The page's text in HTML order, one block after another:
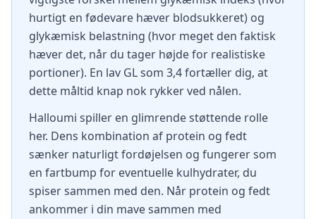
hurtigt en fødevare hæver blodsukkeret) og
glykæmisk belastning (hvor meget den faktisk
hæver det, når du tager højde for realistiske
portioner). En lav GL som 3,4 fortæller dig, at
dette måltid knap nok rykker ved nålen.
Halloumi spiller en glimrende støttende rolle
her. Dens kombination af protein og fedt
sænker naturligt fordøjelsen og fungerer som
en fartbump for eventuelle kulhydrater, du
spiser sammen med den. Når protein og fedt
ankommer i din mave sammen med